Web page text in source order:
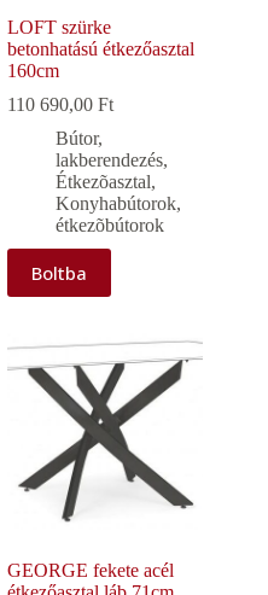
LOFT szürke
betonhatású étkezőasztal
160cm
110 690,00Ft
Bútor,
lakberendezés,
Étkezõasztal,
Konyhabútorok,
étkezõbútorok
Boltba
GEORGE fekete acél